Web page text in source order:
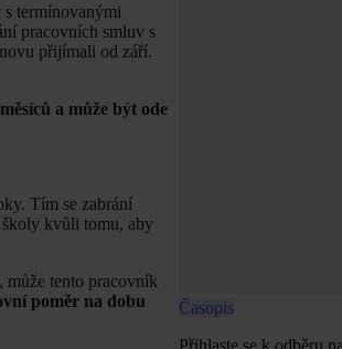
termínovanými
pracovních smluv s
přijímali od září.
a může být ode
Tím se zabrání
školy kvůli tomu, aby
může tento pracovník
poměr na dobu
Časopis
Přihlaste se k odběru